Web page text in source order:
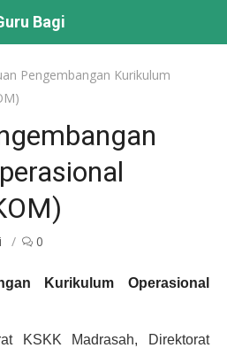
Bagi
Pengembangan Kurikulum
0
Kurikulum Operasional
KSKK Madrasah, Direktorat